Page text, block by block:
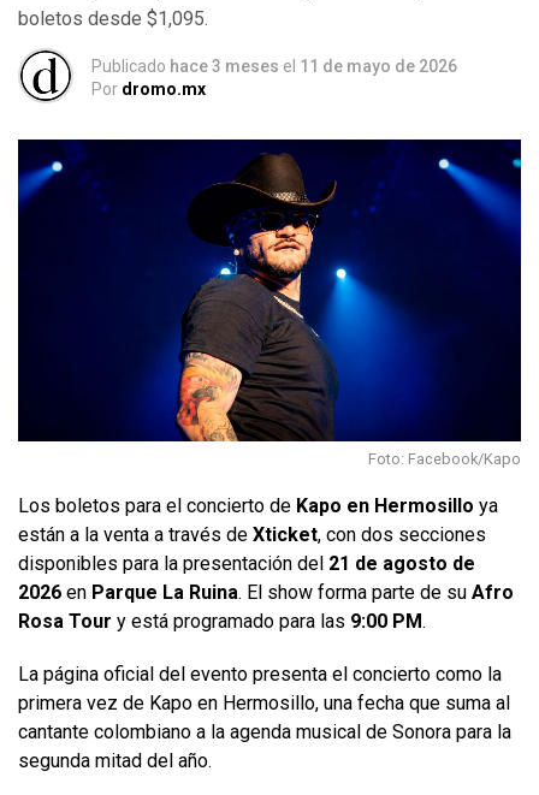
boletos desde $1,095.
Publicado hace 3 meses el 11 de mayo de 2026
Por dromo.mx
Foto: Facebook/Kapo
Los boletos para el concierto de Kapo en Hermosillo ya
están a la venta a través de Xticket, con dos secciones
disponibles para la presentación del 21 de agosto de
2026 en Parque La Ruina. El show forma parte de su Afro
Rosa Tour y está programado para las 9:00 PM.
La página oficial del evento presenta el concierto como la
primera vez de Kapo en Hermosillo, una fecha que suma al
cantante colombiano a la agenda musical de Sonora para la
segunda mitad del año.